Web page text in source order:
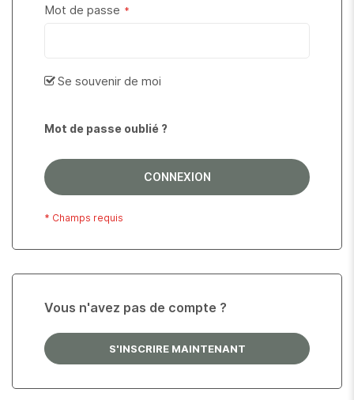
Mot de passe
Se souvenir de moi
Mot de passe oublié ?
CONNEXION
Vous n'avez pas de compte ?
S'INSCRIRE MAINTENANT